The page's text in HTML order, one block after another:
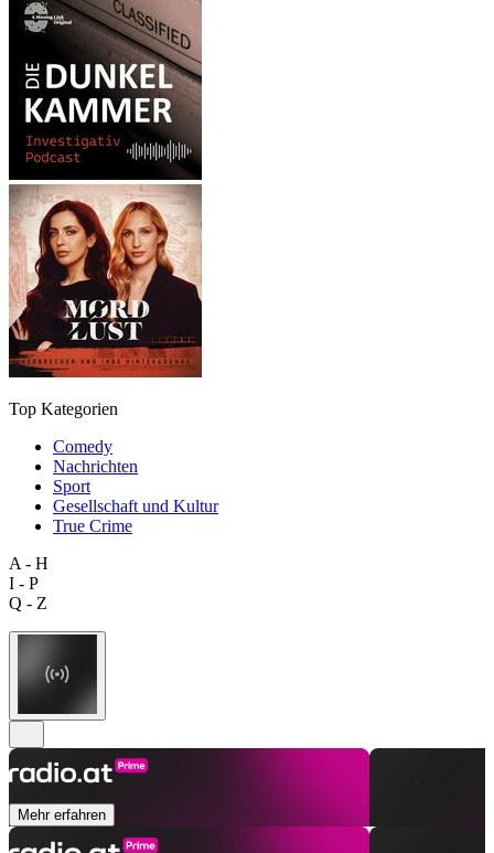
Top Kategorien
Comedy
Nachrichten
Sport
Gesellschaft und Kultur
True Crime
A - H
I - P
Q - Z
Mehr erfahren